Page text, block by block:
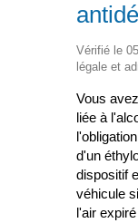
Vérifié le
légale et
Vous
liée à
d'un
dispositif
véhicule
l'air